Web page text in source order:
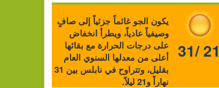
يكون الجو غائماً جزئياً إلى صافٍ
وصيفياً عادياً، ويطرأ انخفاض
على درجات الحرارة مع بقائها
أعلى من معدلها السنوي العام
بقليل، وتتراوح في نابلس بين 31
نهاراً و21 ليلاً.
31/ 21